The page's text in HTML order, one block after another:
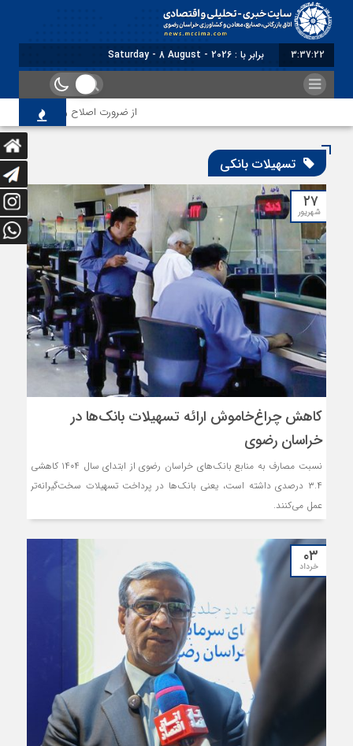
3:37:24 برابر با : Saturday - 8 August - 2026
از ضرورت اصلاح رویه‌های بازرسی تا لزوم
تسهیلات بانکی
۲۷
شهریور
کاهش چراغ‌خاموش ارائه تسهیلات بانک‌ها در
خراسان رضوی
نسبت مصارف به منابع بانک‌های خراسان رضوی از ابتدای سال ۱۴۰۴ کاهشی
۳.۴ درصدی داشته است، یعنی بانک‌ها در پرداخت تسهیلات سخت‌گیرانه‌تر
عمل می‌کنند.
۰۳
خرداد